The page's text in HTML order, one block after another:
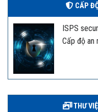
CẤP
ISPS
Cấp độ an
THƯ